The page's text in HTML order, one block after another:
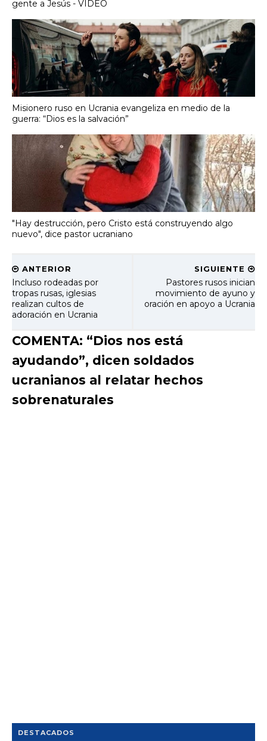
gente a Jesús - VIDEO
Misionero ruso en Ucrania evangeliza en medio de la
guerra: “Dios es la salvación”
"Hay destrucción, pero Cristo está construyendo algo
nuevo", dice pastor ucraniano
SIGUIENTE
Pastores rusos inician
movimiento de ayuno y
oración en apoyo a Ucrania
ANTERIOR
Incluso rodeadas por
tropas rusas, iglesias
realizan cultos de
adoración en Ucrania
COMENTA: “Dios nos está
ayudando”, dicen soldados
ucranianos al relatar hechos
sobrenaturales
DESTACADOS